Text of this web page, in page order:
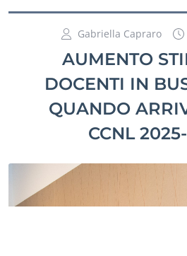
Gabriella Capraro
AUMENTO
DOCENTI IN
QUANDO
CCNL